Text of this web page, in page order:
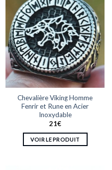
plusieurs
variations.
Les
options
peuvent
être
choisies
sur
la
page
du
produit
Chevalière Viking Homme
Fenrir et Rune en Acier
Inoxydable
21€
VOIR LE PRODUIT